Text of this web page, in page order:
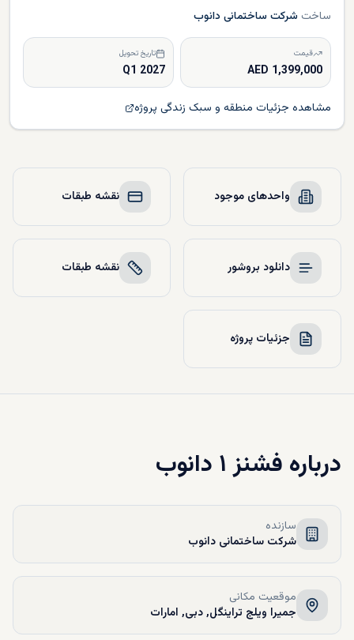
ساخت شرکت ساختمانی دانوب
قیمت
1,399,000 AED
تاریخ تحویل
Q1 2027
مشاهده جزئیات منطقه و سبک زندگی پروژه
واحدهای موجود نقشه طبقات
دانلود بروشور نقشه طبقات
جزئیات پروژه
درباره فشنز ۱ دانوب
سازنده
شرکت ساختمانی دانوب
موقعیت مکانی
جمیرا ویلج تراینگل, دبی, امارات